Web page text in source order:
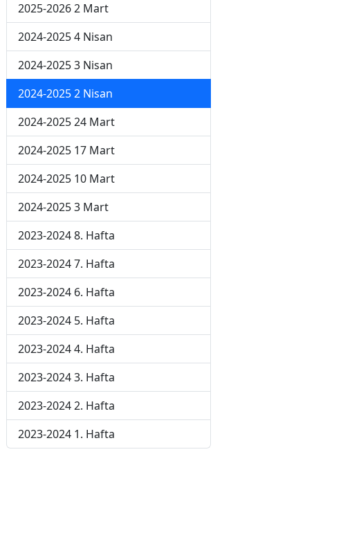
2025-2026 2 Mart
2024-2025 4 Nisan
2024-2025 3 Nisan
2024-2025 2 Nisan
2024-2025 24 Mart
2024-2025 17 Mart
2024-2025 10 Mart
2024-2025 3 Mart
2023-2024 8. Hafta
2023-2024 7. Hafta
2023-2024 6. Hafta
2023-2024 5. Hafta
2023-2024 4. Hafta
2023-2024 3. Hafta
2023-2024 2. Hafta
2023-2024 1. Hafta